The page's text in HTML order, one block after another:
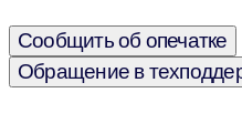
Сообщить об опечатке
Обращение в